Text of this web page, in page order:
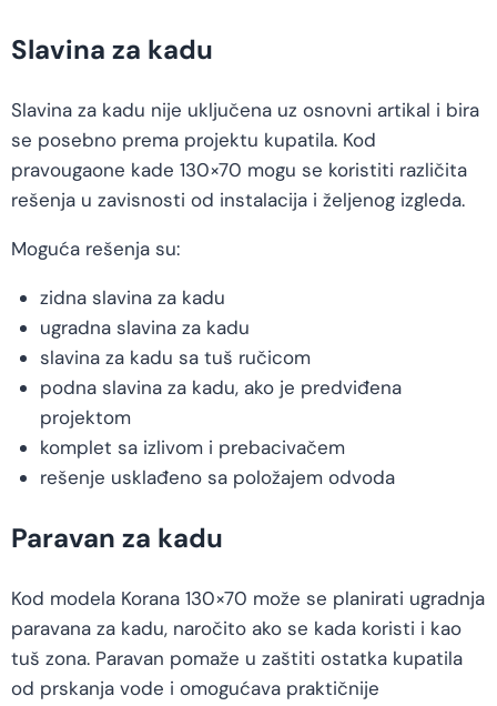
Slavina za kadu
Slavina za kadu nije uključena uz osnovni artikal i bira
se posebno prema projektu kupatila. Kod
pravougaone kade 130×70 mogu se koristiti različita
rešenja u zavisnosti od instalacija i željenog izgleda.
Moguća rešenja su:
zidna slavina za kadu
ugradna slavina za kadu
slavina za kadu sa tuš ručicom
podna slavina za kadu, ako je predviđena
projektom
komplet sa izlivom i prebacivačem
rešenje usklađeno sa položajem odvoda
Paravan za kadu
Kod modela Korana 130×70 može se planirati ugradnja
paravana za kadu, naročito ako se kada koristi i kao
tuš zona. Paravan pomaže u zaštiti ostatka kupatila
od prskanja vode i omogućava praktičnije